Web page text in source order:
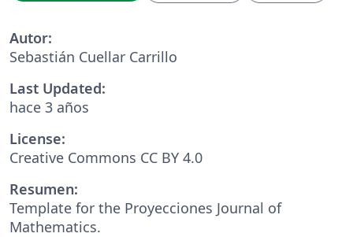
Autor:
Sebastián Cuellar Carrillo
Last Updated:
hace 3 años
License:
Creative Commons CC BY 4.0
Resumen:
Template for the Proyecciones Journal of
Mathematics.